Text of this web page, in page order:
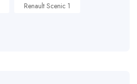
Renault Scenic 1